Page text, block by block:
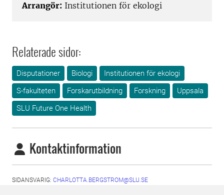
Arrangör: Institutionen för ekologi
Relaterade sidor:
Disputationer Biologi
Institutionen för ekologi
S-fakulteten
Forskarutbildning Forskning
Uppsala
SLU Future One Health
Kontaktinformation
SIDANSVARIG: CHARLOTTA.BERGSTROM@SLU.SE